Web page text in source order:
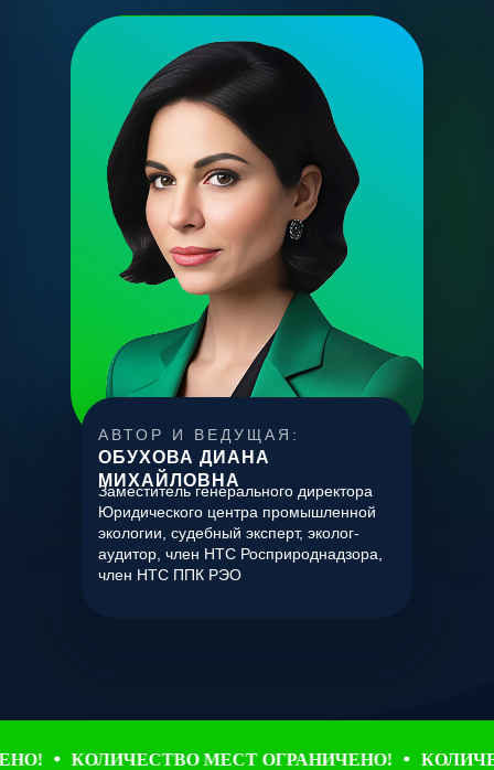
ОБУХОВА ДИАНА
МИХАЙЛОВНА
АВТОР И ВЕДУЩАЯ:
Заместитель генерального директора
Юридического центра промышленной
экологии, судебный эксперт, эколог-
аудитор, член НТС Росприроднадзора,
член НТС ППК РЭО
КОЛИЧЕСТВО МЕСТ ОГРАНИЧЕНО!